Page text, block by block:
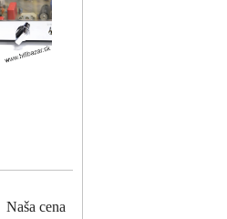
Naša cena